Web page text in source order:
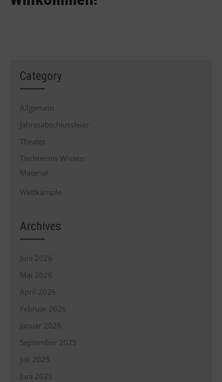
Category
Allgemein
Jahresabschlussfeier
Theater
Tischtennis Wissen
Material
Wettkämpfe
Archives
Juni 2026
Mai 2026
April 2026
Februar 2026
Januar 2026
September 2025
Juli 2025
Juni 2025